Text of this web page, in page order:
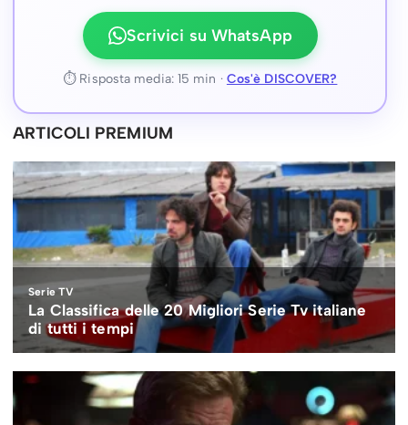
Scrivici su WhatsApp
⏱ Risposta media: 15 min · Cos'è DISCOVER?
ARTICOLI PREMIUM